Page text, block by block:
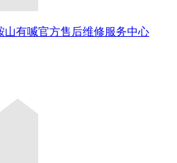
山有喴官方售后维修服务中心